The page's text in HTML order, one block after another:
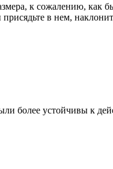
к сожалению, как
в нем,
более устойчивы к